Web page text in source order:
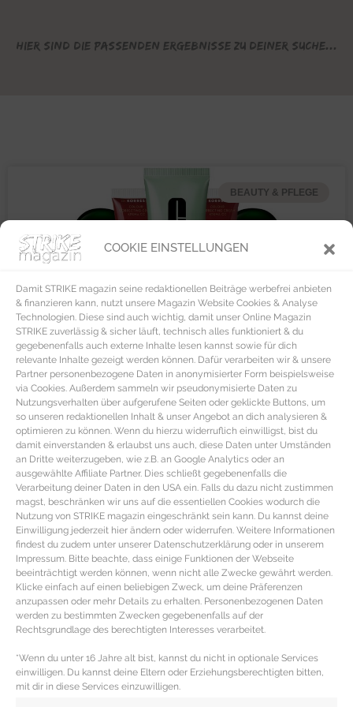
COOKIE EINSTELLUNGEN
Damit STRIKE magazin seine redaktionellen Beiträge werbefrei anbieten
& finanzieren kann, nutzt unsere Magazin Website Cookies & Analyse
Technologien. Diese sind auch wichtig, damit unser Online Magazin
STRIKE zuverlässig & sicher läuft, technisch alles funktioniert & du
gegebenenfalls auch externe Inhalte lesen kannst sowie für dich
relevante Inhalte gezeigt werden können. Dafür verarbeiten wir & unsere
Partner personenbezogene Daten in anonymisierter Form beispielsweise
via Cookies. Außerdem sammeln wir pseudonymisierte Daten zu
Nutzungsverhalten über aufgerufene Seiten oder geklickte Buttons, um
so unseren redaktionellen Inhalt & unser Angebot an dich analysieren &
optimieren zu können. Wenn du hierzu widerruflich einwilligst, bist du
damit einverstanden & erlaubst uns auch, diese Daten unter Umständen
an Dritte weiterzugeben, wie z.B. an Google Analytics oder an
ausgewählte Affiliate Partner. Dies schließt gegebenenfalls die
Verarbeitung deiner Daten in den USA ein. Falls du dazu nicht zustimmen
magst, beschränken wir uns auf die essentiellen Cookies wodurch die
Nutzung von STRIKE magazin eingeschränkt sein kann. Du kannst deine
Einwilligung jederzeit hier ändern oder widerrufen. Weitere Informationen
findest du zudem unter unserer Datenschutzerklärung oder in unserem
Impressum. Bitte beachte, dass einige Funktionen der Webseite
beeinträchtigt werden können, wenn nicht alle Zwecke gewährt werden.
Klicke einfach auf einen beliebigen Zweck, um deine Präferenzen
anzupassen oder mehr Details zu erhalten. Personenbezogenen Daten
werden zu bestimmten Zwecken gegebenenfalls auf der
Rechtsgrundlage des berechtigten Interesses verarbeitet.
*Wenn du unter 16 Jahre alt bist, kannst du nicht in optionale Services
einwilligen. Du kannst deine Eltern oder Erziehungsberechtigten bitten,
mit dir in diese Services einzuwilligen.
Hier sind die passenden Ergebnisse zu deiner Suche...
BEAUTY & PFLEGE
PERFEKTIONIERENDE PFLEGE – Die
besten CC Cremes mit LSF und Anti-
Aging
Getönte CC Cremes für gepflegten & ebenmäßigen
Teint Kleine Wundermittel wäre eine geeignete
Beschreibung für getönte CC Cremes. Denn CC